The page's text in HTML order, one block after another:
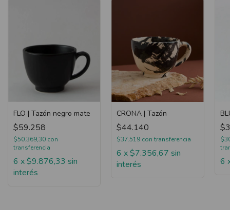
FLO | Tazón negro mate
$59.258
$50.369,30 con
transferencia
6 x$9.876,33 sin
interés
CRONA | Tazón
$44.140
$37.519 con transferencia
6 x$7.356,67 sin
interés
6